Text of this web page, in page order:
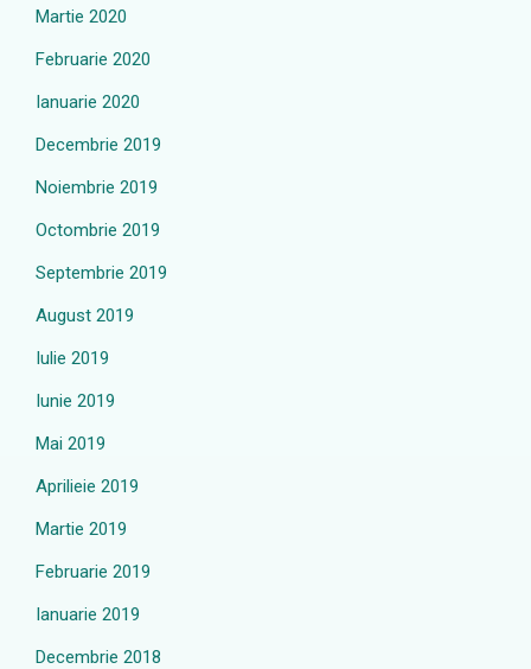
Martie 2020
Februarie 2020
Ianuarie 2020
Decembrie 2019
Noiembrie 2019
Octombrie 2019
Septembrie 2019
August 2019
Iulie 2019
Iunie 2019
Mai 2019
Aprilieie 2019
Martie 2019
Februarie 2019
Ianuarie 2019
Decembrie 2018